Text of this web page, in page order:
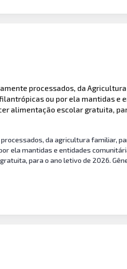
processados, da
ou por ela mantidas e
alimentação escolar gratuita,
da agricultura familiar,
ela mantidas e entidades
para o ano letivo de 2026.